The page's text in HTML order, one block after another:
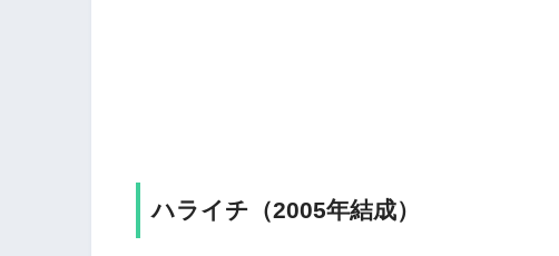
ハライチ（2005年結成）